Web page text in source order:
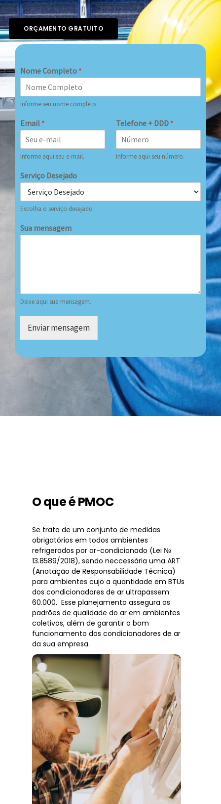
ORÇAMENTO GRATUITO
Nome Completo *
Informe seu nome completo.
Email *
Informe aqui seu e-mail.
Telefone + DDD *
Informe aqui seu número.
Serviço Desejado
Escolha o serviço desejado
Sua mensagem
Deixe aqui sua mensagem.
Enviar mensagem
O que é PMOC
Se trata de um conjunto de medidas
obrigatórios em todos ambientes
refrigerados por ar-condicionado (Lei №
13.8589/2018), sendo neccessária uma ART
(Anotação de Responsabilidade Técnica)
para ambientes cujo a quantidade em BTUs
dos condicionadores de ar ultrapassem
60.000. Esse planejamento assegura os
padrões de qualidade do ar em ambientes
coletivos, além de garantir o bom
funcionamento dos condicionadores de ar
da sua empresa.